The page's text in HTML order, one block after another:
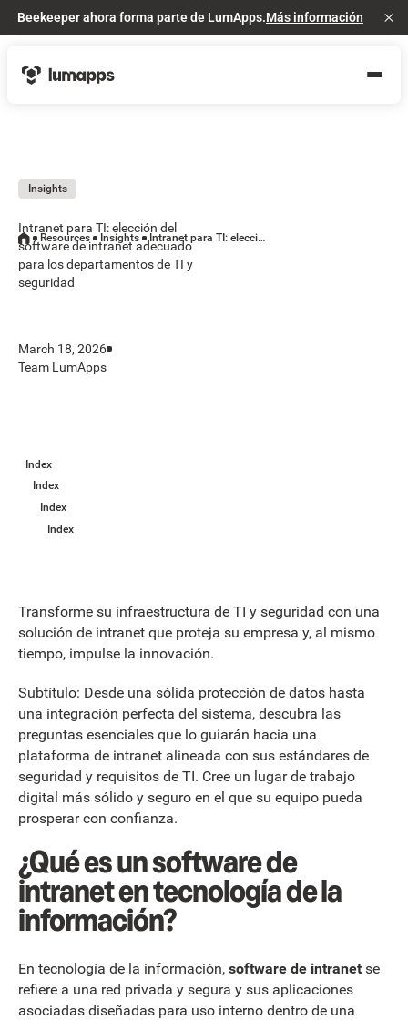
Beekeeper ahora forma parte de LumApps.Más información
Insights
Intranet para TI: elección del
software de intranet adecuado
para los departamentos de TI y
seguridad
March 18, 2026
Team LumApps
Resources Insights Intranet para TI: elección del software de intranet adecuado para los departamentos de TI y seguridad
Index
Index
Index
Index
Transforme su infraestructura de TI y seguridad con una
solución de intranet que proteja su empresa y, al mismo
tiempo, impulse la innovación.
Subtítulo: Desde una sólida protección de datos hasta
una integración perfecta del sistema, descubra las
preguntas esenciales que lo guiarán hacia una
plataforma de intranet alineada con sus estándares de
seguridad y requisitos de TI. Cree un lugar de trabajo
digital más sólido y seguro en el que su equipo pueda
prosperar con confianza.
¿Qué es un software de
intranet en tecnología de la
información?
En tecnología de la información, software de intranet se
refiere a una red privada y segura y sus aplicaciones
asociadas diseñadas para uso interno dentro de una